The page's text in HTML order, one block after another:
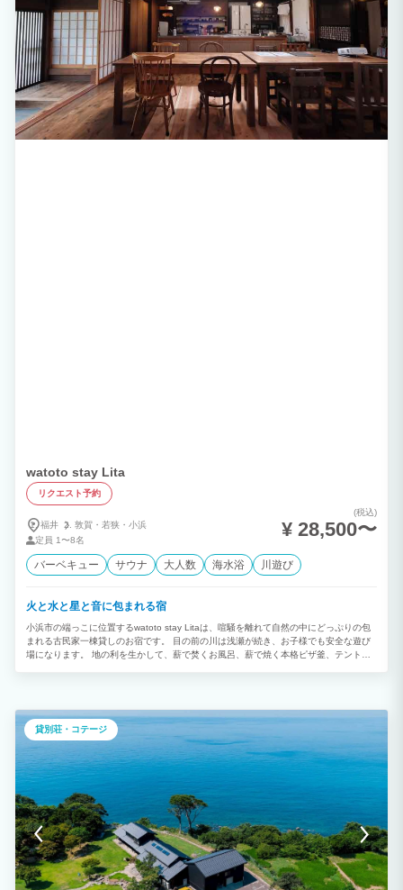
watoto stay Lita
リクエスト予約
福井 敦賀・ 若狭・ 小浜
定員 1〜8名
(税込)
¥ 28,500〜
バーベキュー サウナ 大人数 海水浴 川遊び
火と水と星と音に包まれる宿
小浜市の端っこに位置するwatoto stay Litaは、喧騒を離れて自然の中にどっぷりの包
まれる古民家一棟貸しのお宿です。 目の前の川は浅瀬が続き、お子様でも安全な遊び
場になります。 地の利を生かして、薪で焚くお風呂、薪で焼く本格ピザ釜、テントサ
貸別荘・コテージ